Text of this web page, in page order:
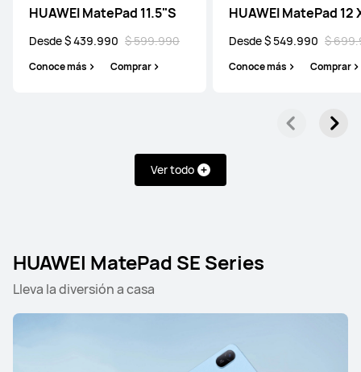
HUAWEI MatePad 11.5"S
Desde $ 439.990 $ 599.990
Conoce más Comprar
HUAWEI MatePad 12
Desde $ 549.990 $
Conoce más Comprar
Ver todo
HUAWEI MatePad SE Series
Lleva la diversión a casa
HUAWEI MatePad Mini Series
Desde $ 499.990
HUAWEI MatePad Air Series